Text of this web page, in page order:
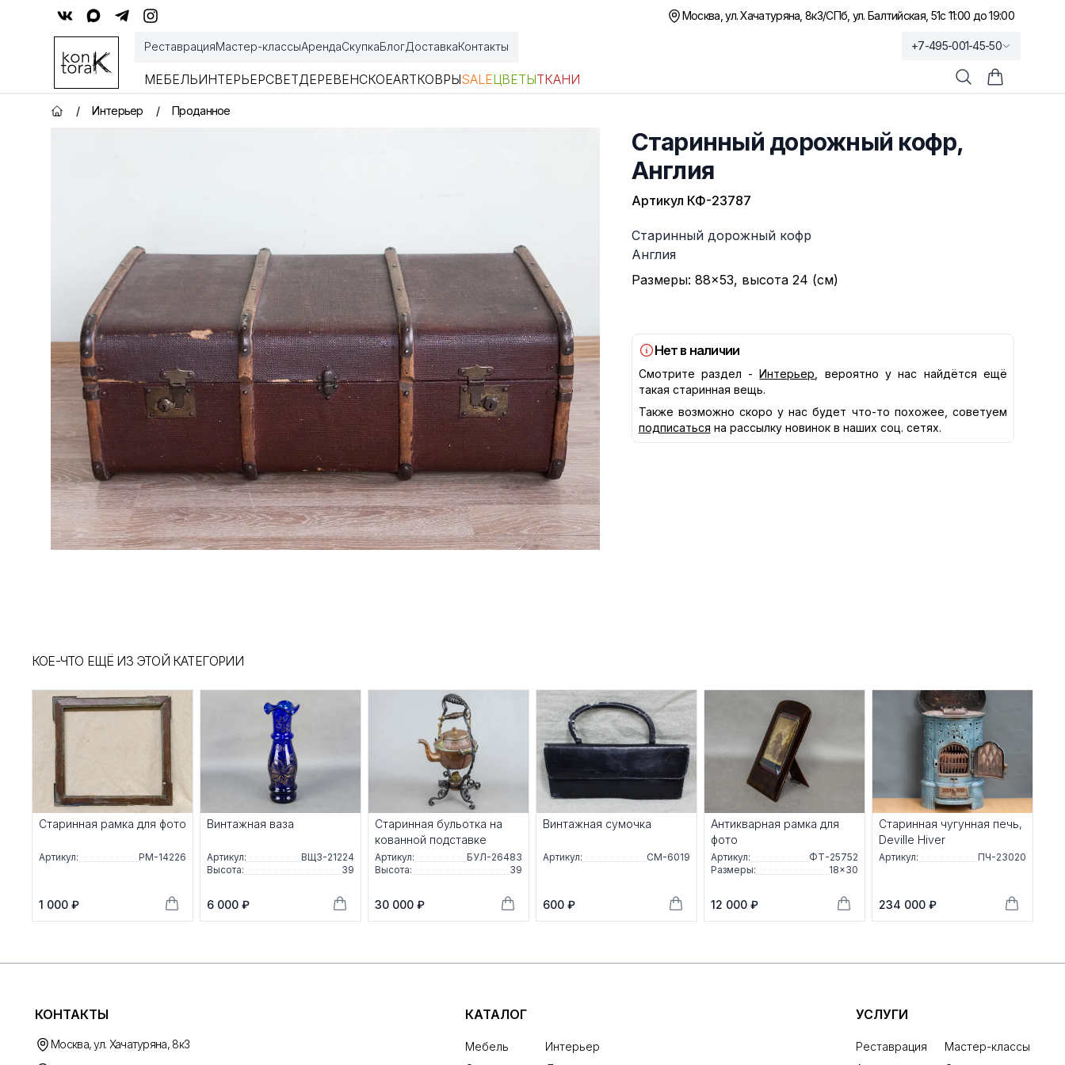
Москва, ул. Хачатуряна, 8к3/СПб, ул. Балтийская, 51с 11:00 до 19:00
РеставрацияМастер-классыАрендаСкупкаБлогДоставкаКонтакты
МЕБЕЛЬИНТЕРЬЕРСВЕТДЕРЕВЕНСКОЕARTКОВРЫSALEЦВЕТЫТКАНИ
+7-495-001-45-50
ПоискКорзина
Главная страница
/ Интерьер / Проданное
Старинный дорожный кофр,
Англия
Артикул КФ-23787
Описание
Старинный дорожный кофр
Англия
Размеры: 88×53, высота 24 (см)
Нет в наличии
Смотрите раздел - Интерьер , вероятно у нас найдётся ещё
такая старинная вещь.
Также возможно скоро у нас будет что-то похожее, советуем
подписаться на рассылку новинок в наших соц. сетях.
КОЕ-ЧТО ЕЩЁ ИЗ ЭТОЙ КАТЕГОРИИ
Старинная рамка для фото
Артикул: РМ-14226
1 000 ₽
Винтажная ваза
Артикул:
ВЩЗ-21224
Высота:
39
6 000 ₽
Стaриннaя бульотка на
ковaнной пoдстaвке
Артикул:
БУЛ-26483
Высота:
39
30 000 ₽
Винтажная сумочка
Артикул: СМ-6019
600 ₽
Антикварная рамка для
фото
Артикул:
ФТ-25752
Размеры:
18×30
12 000 ₽
Старинная чугунная печь,
Deville Hiver
Артикул: ПЧ-23020
234 000 ₽
КОНТАКТЫ
Москва, ул. Хачатуряна, 8к3
КАТАЛОГ
Мебель
Интерьер
УСЛУГИ
Реставрация
Мастер-классы